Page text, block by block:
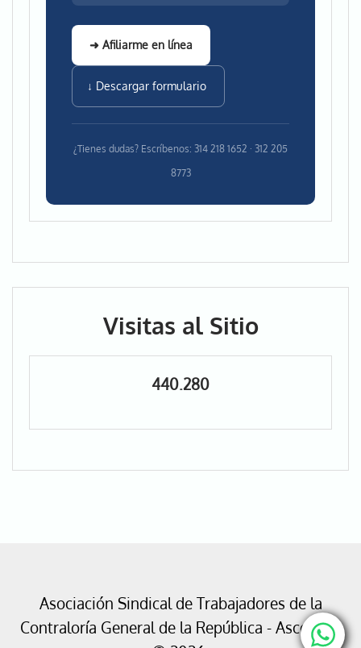
➜ Afiliarme en línea
↓ Descargar formulario
¿Tienes dudas? Escríbenos: 314 218 1652 · 312 205
8773
Visitas al Sitio
440.280
Asociación Sindical de Trabajadores de la
Contraloría General de la República - Ascontrol